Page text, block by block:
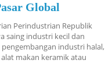
Global
Perindustrian Republik
saing industri kecil dan
industri halal,
makan keramik atau